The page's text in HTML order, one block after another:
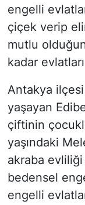
engelli
çiçek verip
mutlu
kadar
Antakya
yaşayan
çiftinin
yaşındaki
akraba
bedensel
engelli